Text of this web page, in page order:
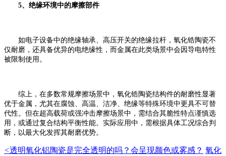
5、绝缘环境中的摩擦部件
如电子设备中的绝缘轴承、高压开关的绝缘拉杆，氧化锆陶瓷不
仅耐磨，还具备优异的电绝缘性，而金属在此类场景中会因导电特性
被限制使用。
综上，在多数常规摩擦场景中，氧化锆陶瓷结构件的耐磨性显著
优于金属，尤其在腐蚀、高温、洁净、绝缘等特殊环境中更具不可替
代性。但在超高载荷或强冲击摩擦场景中，需结合其脆性特点谨慎选
用，或通过复合结构平衡性能。实际应用中，需根据具体工况综合判
断，以最大化发挥其耐磨优势。
<透明氧化铝陶瓷是完全透明的吗？会呈现颜色或雾感？​ 氧化